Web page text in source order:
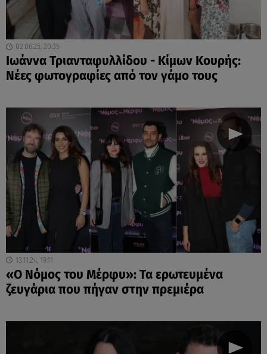
02.06.25, 20:35
Ιωάννα Τριανταφυλλίδου - Κίμων Κουρής:
Νέες φωτογραφίες από τον γάμο τους
13.11.24, 19:11
«Ο Νόμος του Μέρφυ»: Τα ερωτευμένα
ζευγάρια που πήγαν στην πρεμιέρα